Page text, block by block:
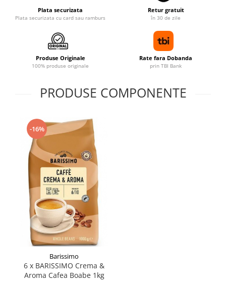
Plata securizata
Plata securizata cu card sau ramburs
Retur gratuit
în 30 de zile
Produse Originale
100% produse originale
Rate fara Dobanda
prin TBI Bank
PRODUSE COMPONENTE
-16%
Barissimo
6 x BARISSIMO Crema &
Aroma Cafea Boabe 1kg